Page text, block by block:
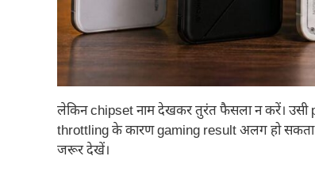
लेकिन chipset नाम देखकर तुरंत फैसला न करें।
throttling के कारण gaming result अलग हो
जरूर देखें।